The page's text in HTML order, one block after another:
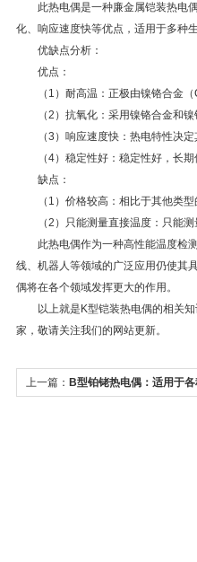
此热电偶是一种廉金属铠装热电偶
化、响应速度快等优点，适用于多种
优缺点分析：
优点：
（1）耐高温：正极由镍铬合金（
（2）抗氧化：采用镍铬合金和镍
（3）响应速度快：热电特性决定
（4）稳定性好：稳定性好，长期
缺点：
（1）价格较高：相比于其他类型
（2）只能测量直接温度：只能测
此热电偶作为一种高性能温度检测
线、机器人等领域的广泛应用仍使其
偶将在各个领域发挥更大的作用。
以上就是K型铠装热电偶的相关知
家，敬请关注我们的网站更新。
上一篇： B型铂铑热电偶：适用于